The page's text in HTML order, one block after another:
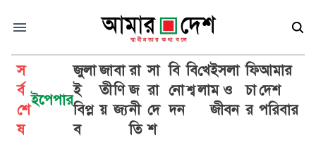
স
র্ব
শে
ষ
ইপেপার
জুলা
ই
বিপ্ল
ব
জা
তী
য়
বা
ণি
জ্য
রা
জ
নী
তি
সা
রা
দে
শ
বি
নো
দন
বি
শ্ব
খে
লা
ইসলা
ম ও
জীবন
ফি
চা
র
আমার
দেশ
পরিবার
ফার্মাসিস্টস